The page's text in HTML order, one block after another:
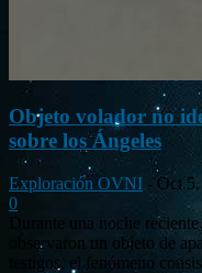
Objeto volador no
sobre los Ángeles
Exploración OVNI - Oct
0
Durante una noche
observaron un objeto de
testigos, el fenómeno